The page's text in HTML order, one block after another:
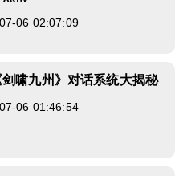
06 02:07:09
啸九州》对话系统大揭秘
06 01:46:54